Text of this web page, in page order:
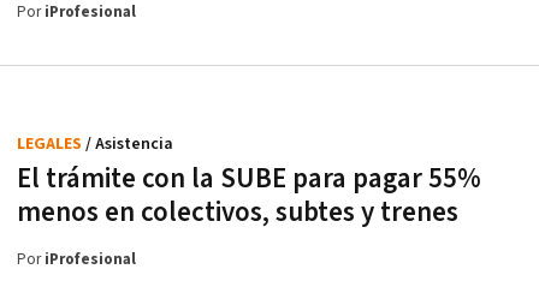
PoriProfesional
El trámite con la SUBE para pagar 55%
menos en colectivos, subtes y trenes
LEGALES / Asistencia
PoriProfesional